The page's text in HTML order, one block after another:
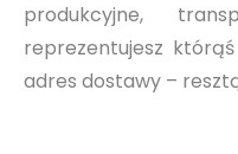
produkcyjne,
reprezentujesz
adres dostawy –